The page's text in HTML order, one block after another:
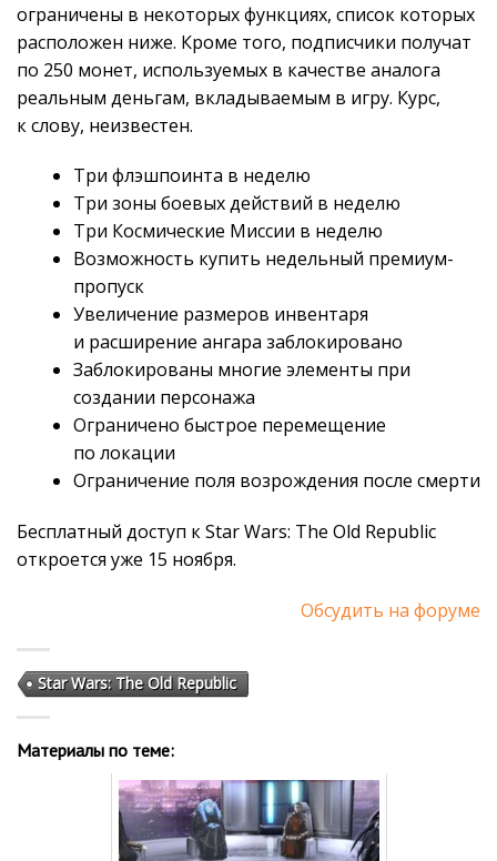
ограничены в некоторых функциях, список которых
расположен ниже. Кроме того, подписчики получат
по 250 монет, используемых в качестве аналога
реальным деньгам, вкладываемым в игру. Курс,
к слову, неизвестен.
Три флэшпоинта в неделю
Три зоны боевых действий в неделю
Три Космические Миссии в неделю
Возможность купить недельный премиум-
пропуск
Увеличение размеров инвентаря
и расширение ангара заблокировано
Заблокированы многие элементы при
создании персонажа
Ограничено быстрое перемещение
по локации
Ограничение поля возрождения после смерти
Бесплатный доступ к Star Wars: The Old Republic
откроется уже 15 ноября.
Обсудить на форуме
Star Wars: The Old Republic
Материалы по теме: